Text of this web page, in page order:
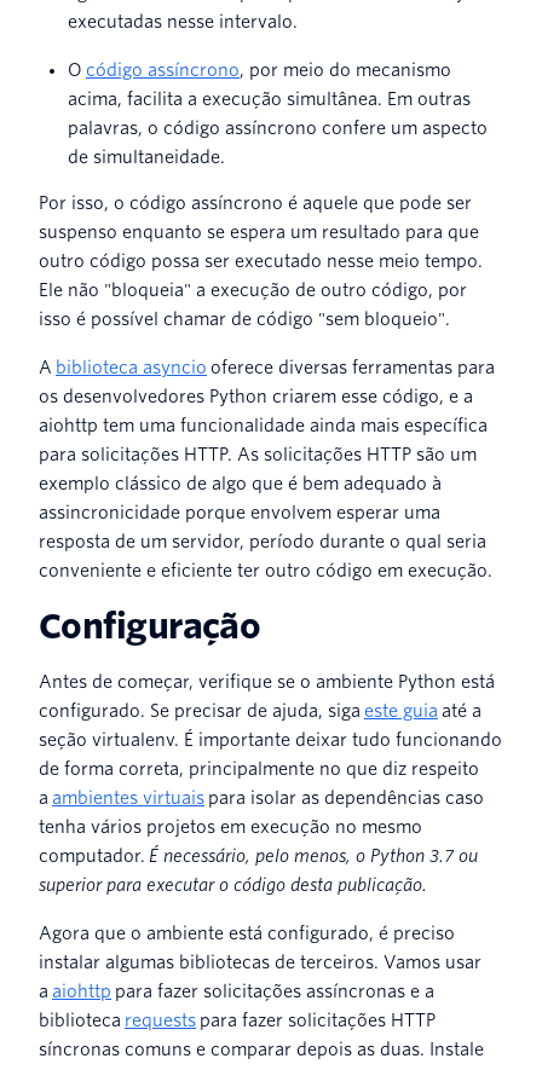
executadas nesse intervalo.
O código assíncrono, por meio do mecanismo
acima, facilita a execução simultânea. Em outras
palavras, o código assíncrono confere um aspecto
de simultaneidade.
Por isso, o código assíncrono é aquele que pode ser
suspenso enquanto se espera um resultado para que
outro código possa ser executado nesse meio tempo.
Ele não "bloqueia" a execução de outro código, por
isso é possível chamar de código "sem bloqueio".
A biblioteca asyncio oferece diversas ferramentas para
os desenvolvedores Python criarem esse código, e a
aiohttp tem uma funcionalidade ainda mais específica
para solicitações HTTP. As solicitações HTTP são um
exemplo clássico de algo que é bem adequado à
assincronicidade porque envolvem esperar uma
resposta de um servidor, período durante o qual seria
conveniente e eficiente ter outro código em execução.
Configuração
Antes de começar, verifique se o ambiente Python está
configurado. Se precisar de ajuda, siga este guia até a
seção virtualenv. É importante deixar tudo funcionando
de forma correta, principalmente no que diz respeito
a ambientes virtuais para isolar as dependências caso
tenha vários projetos em execução no mesmo
computador. É necessário, pelo menos, o Python 3.7 ou
superior para executar o código desta publicação.
Agora que o ambiente está configurado, é preciso
instalar algumas bibliotecas de terceiros. Vamos usar
a aiohttp para fazer solicitações assíncronas e a
biblioteca requests para fazer solicitações HTTP
síncronas comuns e comparar depois as duas. Instale